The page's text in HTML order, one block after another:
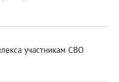
участникам СВО